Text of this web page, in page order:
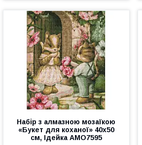
Набір з алмазною мозаїкою
«Букет для коханої» 40х50
см, Ідейка AMO7595